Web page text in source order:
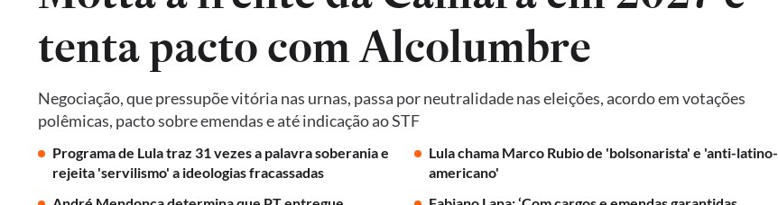
tenta pacto com Alcolumbre
Negociação, que pressupõe vitória nas urnas, passa por neutralidade nas eleições, acordo em votações
polêmicas, pacto sobre emendas e até indicação ao STF
Programa de Lula traz 31 vezes a palavra soberania e
rejeita 'servilismo' a ideologias fracassadas
Lula chama Marco Rubio de 'bolsonarista' e 'anti-latino-
americano'